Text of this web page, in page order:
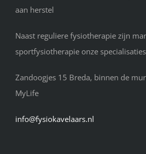
aan herstel
Naast reguliere fysiotherapie zijn
sportfysiotherapie onze
Zandoogjes 15 Breda, binnen de
MyLife
info@fysiokavelaars.nl